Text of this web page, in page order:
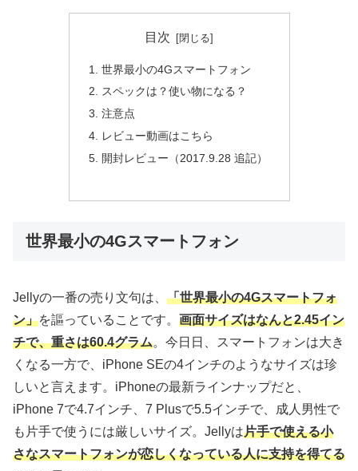
目次
世界最小の4Gスマートフォン
スペックは？使い物になる？
注意点
レビュー動画はこちら
開封レビュー（2017.9.28 追記）
世界最小の4Gスマートフォン
Jellyの一番の売り文句は、 「世界最小の4Gスマートフォ
ン」を謳っていることです。 画面サイズはなんと2.45イン
チで、重さは60.4グラム。今日日、スマートフォンは大き
くなる一方で、iPhone SEの4インチのようなサイズは珍
しいと言えます。iPhoneの最新ラインナップだと、
iPhone 7で4.7インチ、7 Plusで5.5インチで、成人男性で
も片手で使うには厳しいサイズ。Jellyは片手で使える小
さなスマートフォンが恋しくなっている人に支持を得てる